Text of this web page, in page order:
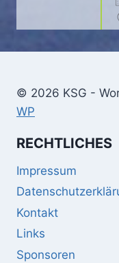
© 2026 KSG -
WP
RECHTLICHES
Impressum
Kontakt
Links
Sponsoren